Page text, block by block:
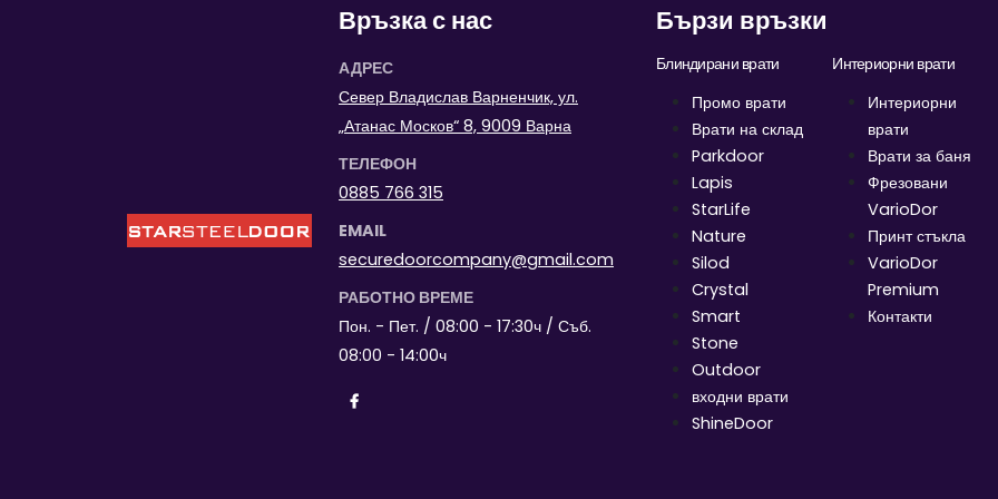
Връзка с нас
АДРЕС
Север Владислав Варненчик, ул.
„Атанас Москов“ 8, 9009 Варна
ТЕЛЕФОН
0885 766 315
EMAIL
securedoorcompany@gmail.com
РАБОТНО ВРЕМЕ
Пон. - Пет. / 08:00 - 17:30ч / Съб.
08:00 - 14:00ч
Бързи връзки
Блиндирани врати
Промо врати
Врати на склад
Parkdoor
Lapis
StarLife
Nature
Silod
Crystal
Smart
Stone
Outdoor
входни врати
ShineDoor
Интериорни врати
Интериорни
врати
Врати за баня
Фрезовани
VarioDor
Принт стъкла
VarioDor
Premium
Контакти